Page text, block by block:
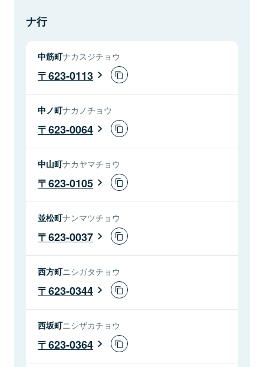
ナ行
中筋町ナカスジチョウ
623-0113
中ノ町ナカノチョウ
623-0064
中山町ナカヤマチョウ
623-0105
並松町ナンマツチョウ
623-0037
西方町ニシガタチョウ
623-0344
西坂町ニシザカチョウ
623-0364